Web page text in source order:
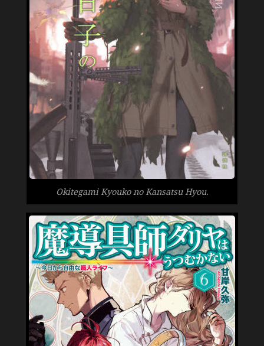
Okitegami Kyouko no Kansatsu Hyou.